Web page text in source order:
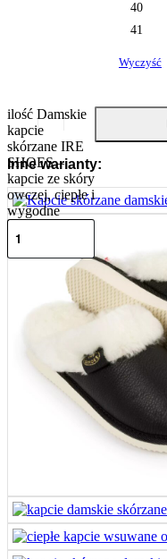
40
41
Wyczyść
ilość Damskie
kapcie
skórzane IRE
SHOES –
kapcie ze skóry
owczej, ciepłe i
wygodne
Inne warianty: